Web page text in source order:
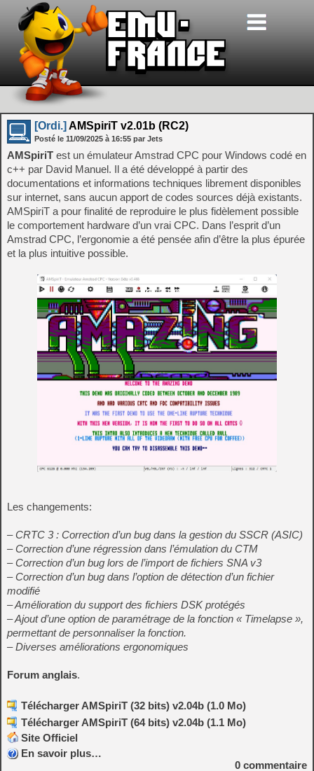
[Ordi.] AMSpiriT v2.01b (RC2)
Posté le 11/09/2025 à 16:55 par Jets
AMSpiriT est un émulateur Amstrad CPC pour Windows codé en
c++ par David Manuel. Il a été développé à partir des
documentations et informations techniques librement disponibles
sur internet, sans aucun apport de codes sources déjà existants.
AMSpiriT a pour finalité de reproduire le plus fidèlement possible
le comportement hardware d’un vrai CPC. Dans l’esprit d’un
Amstrad CPC, l’ergonomie a été pensée afin d’être la plus épurée
et la plus intuitive possible.
Les changements:
– CRTC 3 : Correction d’un bug dans la gestion du SSCR (ASIC)
– Correction d’une régression dans l’émulation du CTM
– Correction d’un bug lors de l’import de fichiers SNA v3
– Correction d’un bug dans l’option de détection d’un fichier
modifié
– Amélioration du support des fichiers DSK protégés
– Ajout d’une option de paramétrage de la fonction « Timelapse »,
permettant de personnaliser la fonction.
– Diverses améliorations ergonomiques
Forum anglais.
Télécharger AMSpiriT (32 bits) v2.04b (1.0 Mo)
Télécharger AMSpiriT (64 bits) v2.04b (1.1 Mo)
Site Officiel
En savoir plus…
0 commentaire